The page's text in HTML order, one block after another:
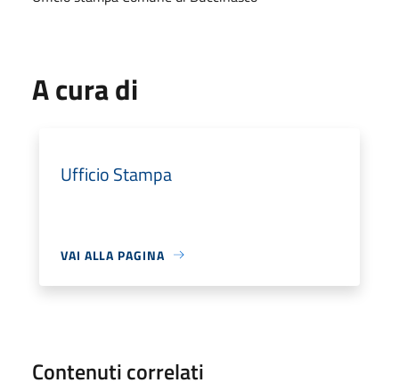
A cura di
Ufficio Stampa
VAI ALLA PAGINA
Contenuti correlati